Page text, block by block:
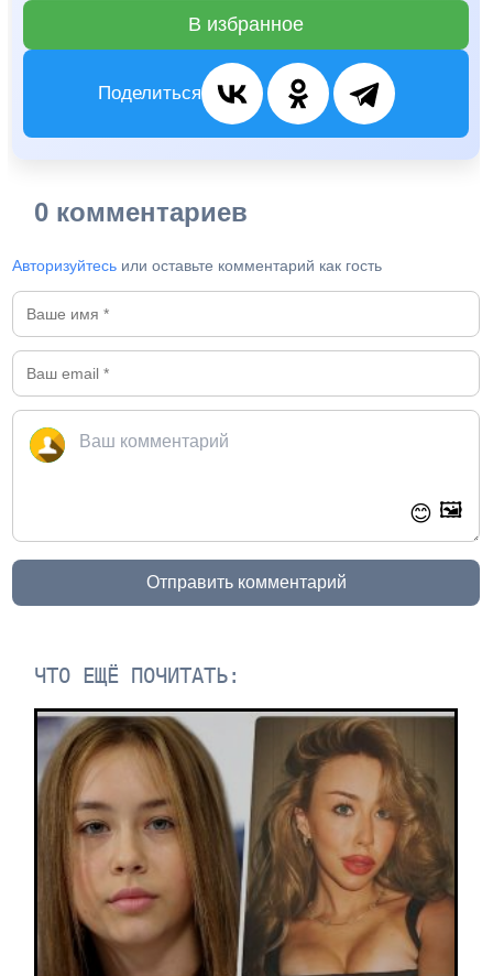
В избранное
Поделиться
0 комментариев
Авторизуйтесь или оставьте комментарий как гость
😊 🖼️
Отправить комментарий
ЧТО ЕЩЁ ПОЧИТАТЬ: